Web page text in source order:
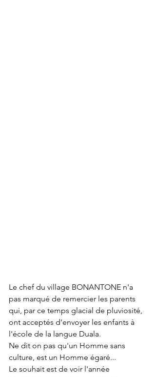
Le chef du village BONANTONE n'a
pas marqué de remercier les parents
qui, par ce temps glacial de pluviosité,
ont acceptés d'envoyer les enfants à
l'école de la langue Duala.
Ne dit on pas qu'un Homme sans
culture, est un Homme égaré...
Le souhait est de voir l'année